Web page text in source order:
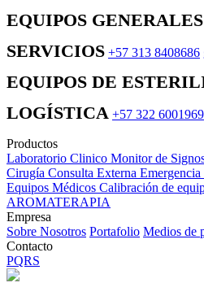
EQUIPOS GENERALES
SERVICIOS +57 313 8408686
EQUIPOS DE
LOGÍSTICA +57 322 6001969
Productos
Laboratorio Clinico Monitor de
Cirugía Consulta Externa Emergencia
Equipos Médicos Calibración de
AROMATERAPIA
Empresa
Sobre Nosotros Portafolio Medios de
Contacto
PQRS